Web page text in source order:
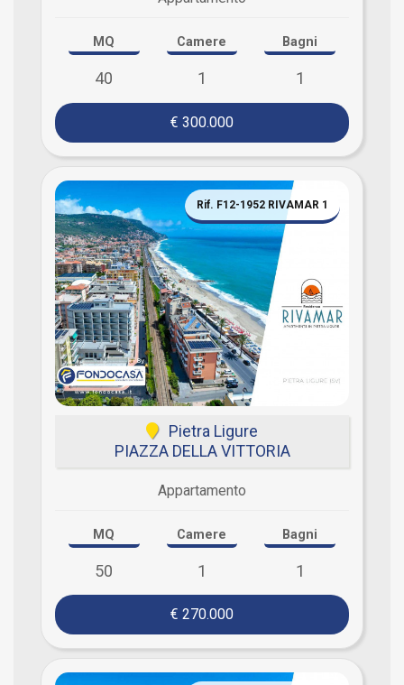
MQ
40
Camere
1
Bagni
1
€ 300.000
Rif. F12-1952 RIVAMAR 1
Pietra Ligure
PIAZZA DELLA VITTORIA
Appartamento
MQ
50
Camere
1
Bagni
1
€ 270.000